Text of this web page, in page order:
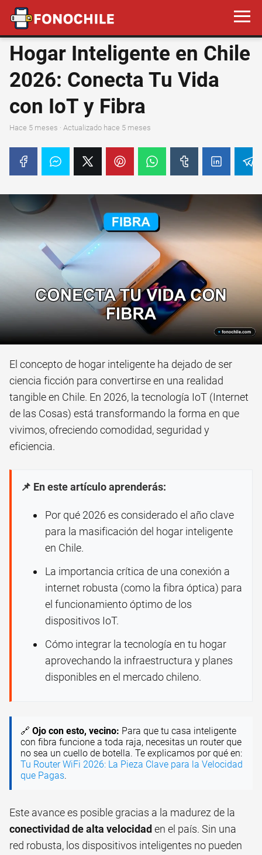
Hogar Inteligente en Chile
2026: Conecta Tu Vida
con IoT y Fibra
hace 5 meses · Actualizado hace 5 meses
El concepto de hogar inteligente ha dejado de ser
ciencia ficción para convertirse en una realidad
tangible en Chile. En 2026, la tecnología IoT (Internet
de las Cosas) está transformando la forma en que
vivimos, ofreciendo comodidad, seguridad y
eficiencia.
📌 En este artículo aprenderás:
Por qué 2026 es considerado el año clave
para la masificación del hogar inteligente
en Chile.
La importancia crítica de una conexión a
internet robusta (como la fibra óptica) para
el funcionamiento óptimo de los
dispositivos IoT.
Cómo integrar la tecnología en tu hogar
aprovechando la infraestructura y planes
disponibles en el mercado chileno.
🔗 Ojo con esto, vecino: Para que tu casa inteligente
con fibra funcione a toda raja, necesitas un router que
no sea un cuello de botella. Te explicamos por qué en:
Tu Router WiFi 2026: La Pieza Clave para la Velocidad
que Pagas.
Este avance es posible gracias a la madurez de la
conectividad de alta velocidad en el país. Sin una
red robusta, los dispositivos inteligentes no pueden